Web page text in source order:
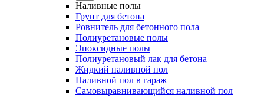
Наливные полы
Грунт для бетона
Ровнитель для бетонного пола
Полиуретановые полы
Эпоксидные полы
Полиуретановый лак для бетона
Жидкий наливной пол
Наливной пол в гараж
Самовыравнивающийся наливной пол